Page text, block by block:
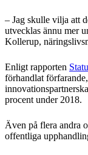
– Jag skulle vilja att
utvecklas ännu mer
Kollerup,
Enligt rapporten
förhandlat
procent under 2018.
Även på flera andra
offentliga